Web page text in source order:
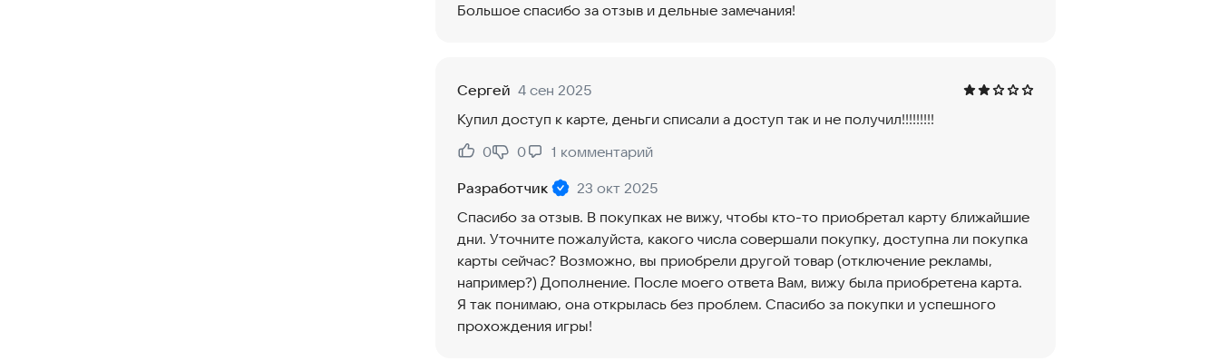
Большое спасибо за отзыв и дельные замечания!
Сергей 4 сен 2025
Купил доступ к карте, деньги списали а доступ так и не получил!!!!!!!!!
Нравится:
0
Не нравится:
0 1 комментарий
Разработчик
23 окт 2025
Спасибо за отзыв. В покупках не вижу, чтобы кто-то приобретал карту ближайшие
дни. Уточните пожалуйста, какого числа совершали покупку, доступна ли покупка
карты сейчас? Возможно, вы приобрели другой товар (отключение рекламы,
например?) Дополнение. После моего ответа Вам, вижу была приобретена карта.
Я так понимаю, она открылась без проблем. Спасибо за покупки и успешного
прохождения игры!